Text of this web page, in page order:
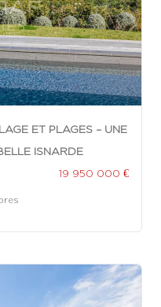
ET PLAGES – UNE
ISNARDE
19 950 000 €